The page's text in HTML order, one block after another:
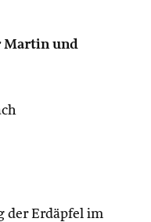
Martin und
der Erdäpfel im